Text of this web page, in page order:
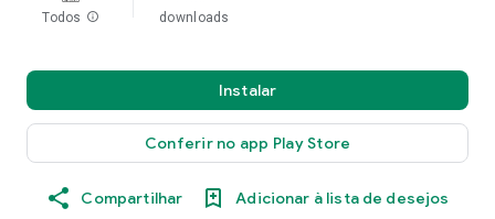
Todos info downloads
Instalar
Conferir no app Play Store
Compartilhar Adicionar à lista de desejos